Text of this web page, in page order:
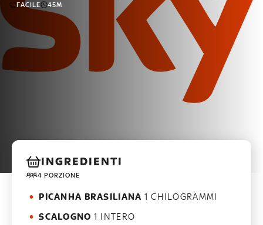
FACILE 45M
INGREDIENTI
4 PORZIONE
PICANHA BRASILIANA 1 CHILOGRAMMI
SCALOGNO 1 INTERO